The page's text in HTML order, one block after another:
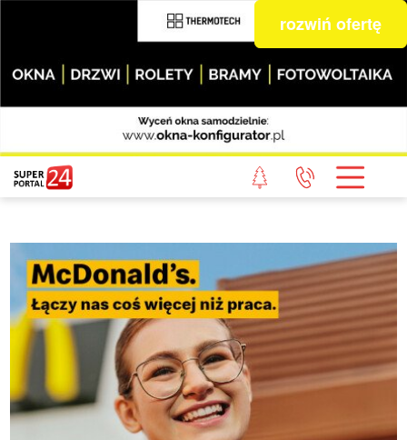
rozwiń ofertę
STRONA GŁÓWNA
POWIAT GRYFICKI
WIADOMOŚCI Z LASU
STUDIO SUPERPORTALU
KONTAKT
REDAKCJA
REGULAMIN